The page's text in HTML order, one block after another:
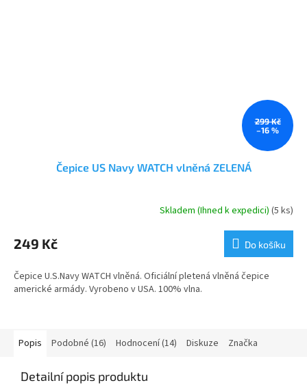
299 Kč
–16 %
Čepice US Navy WATCH vlněná ZELENÁ
produktu
je
z
5
Skladem (Ihned k expedici)(5 ks)
249 Kč Do košíku
Čepice U.S.Navy WATCH vlněná. Oficiální pletená vlněná čepice
americké armády. Vyrobeno v USA. 100% vlna.
Popis Podobné (16) Hodnocení (14) Diskuze Značka
Detailní popis produktu